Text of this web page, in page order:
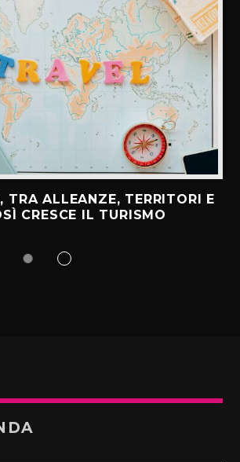
TRA ALLEANZE, TERRITORI E
CRESCE IL TURISMO